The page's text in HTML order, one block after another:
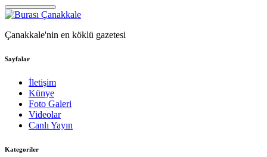
Çanakkale'nin en köklü gazetesi
Sayfalar
İletişim
Künye
Foto Galeri
Videolar
Canlı Yayın
Kategoriler